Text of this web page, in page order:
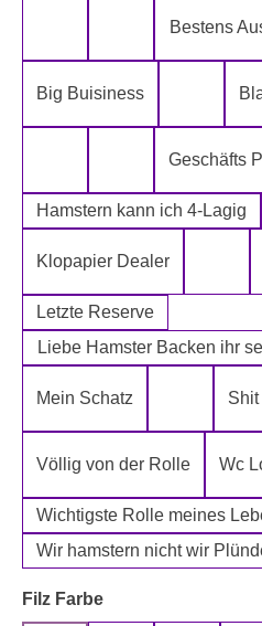
5-Lagig ich kann´s mir
Alter spielt keine
Bestens
Big Buisiness
Bitte
Fugen Reiniger
Fürn Arsch
Geschäfts
Hamstern kann ich 4-Lagig
Klopapier Dealer
Letzte Reserve
Liebe Hamster Backen ihr
Mein Schatz
Psssst
Völlig von der Rolle Wc
Wichtigste Rolle meines
Wir hamstern nicht wir
Filz Farbeauswählen